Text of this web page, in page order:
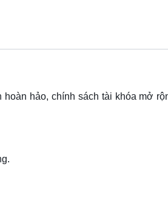
hảo, chính sách tài khóa mở